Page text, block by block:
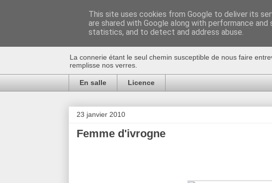
Au bistro !
La connerie étant le seul chemin susceptible de nous faire
remplisse nos verres.
En salle Licence
23 janvier 2010
Femme d'ivrogne
This site uses cookies from Google to deliver its
are shared with Google along with performance
statistics, and to detect and address abuse.